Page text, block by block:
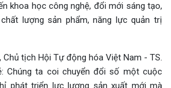
khoa học công nghệ, đổi mới sáng tạo,
lượng sản phẩm, năng lực quản trị
Chủ tịch Hội Tự động hóa Việt Nam - TS.
Chúng ta coi chuyển đổi số một cuộc
phát triển lực lượng sản xuất mới mà